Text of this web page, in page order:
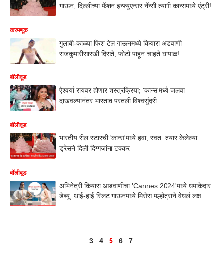
गाऊन; दिल्लीच्या फॅशन इन्फ्युएन्सर नॅन्सी त्यागी कान्समध्ये एंट्री!
करमणूक
गुलाबी-काळ्या फिश टेल गाऊनमध्ये कियारा अडवाणी
राजकुमारीसारखी दिसते, फोटो पाहून चाहते घायाळ!
बॉलीवूड
ऐश्वर्या रायवर होणार शस्त्रक्रिया; 'कान्स'मध्ये जलवा
दाखवल्यानंतर भारतात परतली विश्वसुंदरी
बॉलीवूड
भारतीय रील स्टारची 'कान्स'मध्ये हवा; स्वत: तयार केलेल्या
ड्रेसने दिली दिग्गजांना टक्कर
बॉलीवूड
अभिनेत्री कियारा आडवाणीचा 'Cannes 2024'मध्ये धमाकेदार
डेब्यू; थाई-हाई स्लिट गाऊनमध्ये मिसेस मल्होत्राने वेधलं लक्ष
3 4 5 6 7